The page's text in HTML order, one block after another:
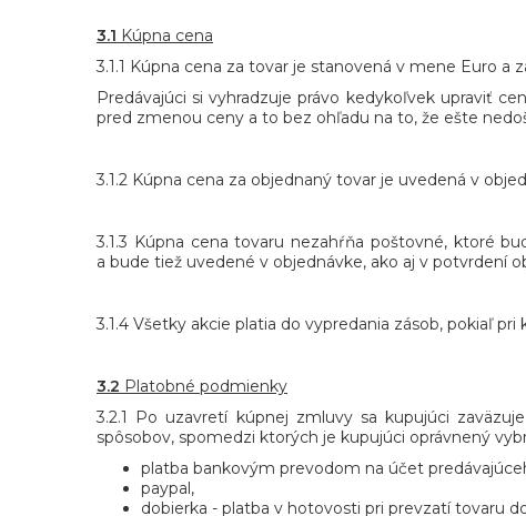
3.1 Kúpna cena
3.1.1 Kúpna cena za tovar je stanovená v mene Euro a
Predávajúci si vyhradzuje právo kedykoľvek upraviť
pred zmenou ceny a to bez ohľadu na to, že ešte
3.1.2 Kúpna cena za objednaný tovar je uvedená v
3.1.3 Kúpna cena tovaru nezahŕňa poštovné, ktoré
a bude tiež uvedené v objednávke, ako aj v potvrdení
3.1.4 Všetky akcie platia do vypredania zásob, pokiaľ
3.2 Platobné podmienky
3.2.1 Po uzavretí kúpnej zmluvy sa kupujúci
spôsobov, spomedzi ktorých je kupujúci oprávnený
platba bankovým prevodom na účet
paypal,
dobierka - platba v hotovosti pri prevzatí tovaru